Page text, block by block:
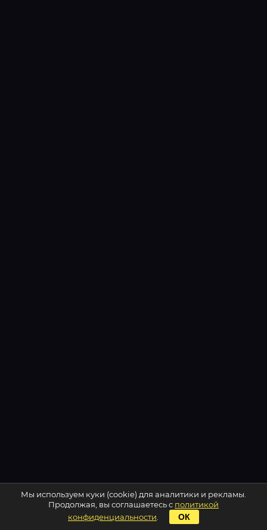
Мы используем куки (cookie) для аналитики и рекламы.
Продолжая, вы соглашаетесь с политикой
конфиденциальности
ОК